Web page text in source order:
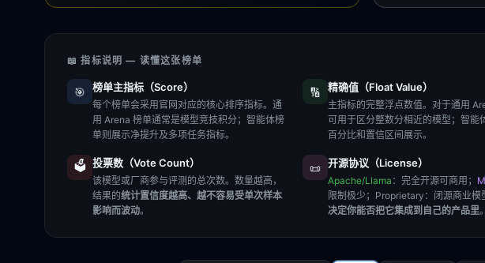
📖 指标说明 — 读懂这张榜单
🎯 榜单主指标（Score）
每个榜单会采用官网对应的核心排序指标。通
用 Arena 榜单通常是模型竞技积分；智能体榜
单则展示净提升及多项任务指标。
🔢 精确值（Float Value）
主指标的完整浮点数值。对于通用
可用于区分整数分相近的模型；智能
百分比和置信区间展示。
🗳️ 投票数（Vote Count）
该模型或厂商参与评测的总次数。数量越高，
结果的统计置信度越高、越不容易受单次样本
影响而波动。
📜 开源协议（License）
Apache/Llama ：完全开源可商用；
限制极少； Proprietary ：闭源商业模
决定你能否把它集成到自己的产品里。